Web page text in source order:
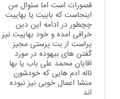
قصورات است اما سئوال من
اینجاست که بابیت یا بهاییت
چچطور در ادامه این دین
خرافی امده و خود بهاییت نیز
پراست از بت پرستی مجیز
گفتن های بیهوده در مورد
اقایان محمد علی باب یا بها
ئاله ادم هایی که خودشون
منشا اعمال خوبی نیز نبوده
اند